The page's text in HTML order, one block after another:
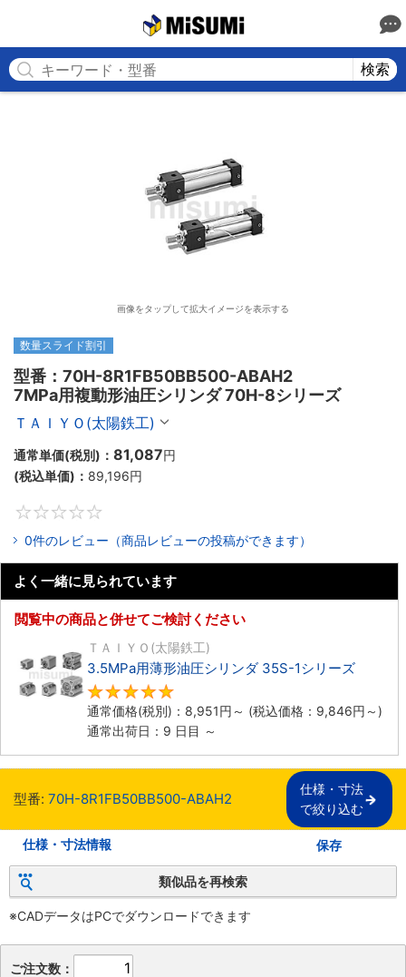
検索
画像をタップして拡大イメージを表示する
数量スライド割引
型番：70H-8R1FB50BB500-ABAH2
7MPa用複動形油圧シリンダ 70H-8シリーズ
ＴＡＩＹＯ(太陽鉄工)
通常単価(税別)： 81,087円
(税込単価)： 89,196円
0件のレビュー（商品レビューの投稿ができます）
よく一緒に見られています
閲覧中の商品と併せてご検討ください
ＴＡＩＹＯ(太陽鉄工)
3.5MPa用薄形油圧シリンダ 35S-1シリーズ
通常価格(税別)： 8,951円 ～ (税込価格： 9,846円 ～)
通常出荷日：9 日目 ～
型番: 70H-8R1FB50BB500-ABAH2
仕様・寸法
で絞り込む
仕様・寸法情報 保存
類似品を再検索
※CADデータはPCでダウンロードできます
ご注文数：